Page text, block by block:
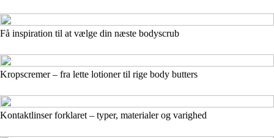
Få inspiration til at vælge din næste bodyscrub
Kropscremer – fra lette lotioner til rige body butters
Kontaktlinser forklaret – typer, materialer og varighed